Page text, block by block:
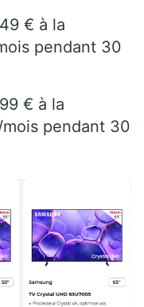
€ à la
pendant 30
€ à la
pendant 30